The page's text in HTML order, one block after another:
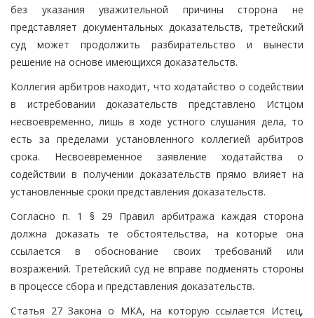
без указания уважительной причины сторона не
представляет документальных доказательств, третейский
суд может продолжить разбирательство и вынести
решение на основе имеющихся доказательств.
Коллегия арбитров находит, что ходатайство о содействии
в истребовании доказательств представлено Истцом
несвоевременно, лишь в ходе устного слушания дела, то
есть за пределами установленного коллегией арбитров
срока. Несвоевременное заявление ходатайства о
содействии в получении доказательств прямо влияет на
установленные сроки представления доказательств.
Согласно п. 1 § 29 Правил арбитража каждая сторона
должна доказать те обстоятельства, на которые она
ссылается в обоснование своих требований или
возражений. Третейский суд не вправе подменять стороны
в процессе сбора и представления доказательств.
Статья 27 Закона о МКА, на которую ссылается Истец,